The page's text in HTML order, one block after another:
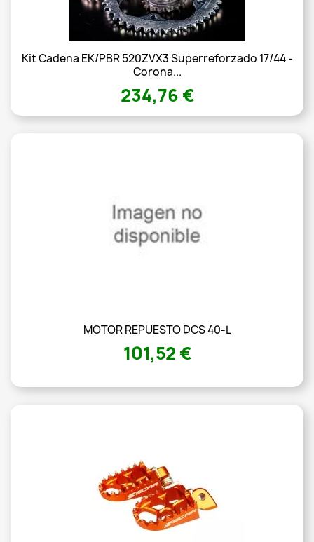
Kit Cadena EK/PBR 520ZVX3 Superreforzado 17/44 -
Corona...
234,76 €
MOTOR REPUESTO DCS 40-L
101,52 €